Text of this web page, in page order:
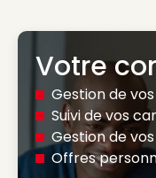
Votre
Gestion de
Suivi de vos
Gestion de
Offres